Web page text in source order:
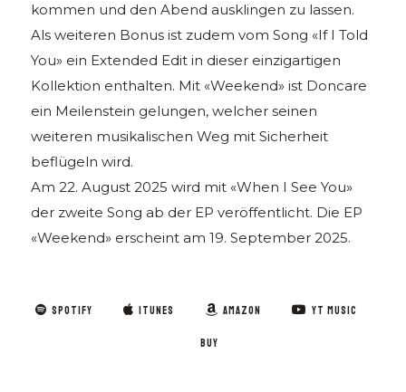
kommen und den Abend ausklingen zu lassen.
Als weiteren Bonus ist zudem vom Song «If I Told
You» ein Extended Edit in dieser einzigartigen
Kollektion enthalten. Mit «Weekend» ist Doncare
ein Meilenstein gelungen, welcher seinen
weiteren musikalischen Weg mit Sicherheit
beflügeln wird.
Am 22. August 2025 wird mit «When I See You»
der zweite Song ab der EP veröffentlicht. Die EP
«Weekend» erscheint am 19. September 2025.
SPOTIFY ITUNES AMAZON YT MUSIC
BUY